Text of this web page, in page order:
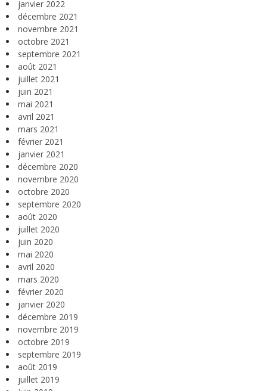
janvier 2022
décembre 2021
novembre 2021
octobre 2021
septembre 2021
août 2021
juillet 2021
juin 2021
mai 2021
avril 2021
mars 2021
février 2021
janvier 2021
décembre 2020
novembre 2020
octobre 2020
septembre 2020
août 2020
juillet 2020
juin 2020
mai 2020
avril 2020
mars 2020
février 2020
janvier 2020
décembre 2019
novembre 2019
octobre 2019
septembre 2019
août 2019
juillet 2019